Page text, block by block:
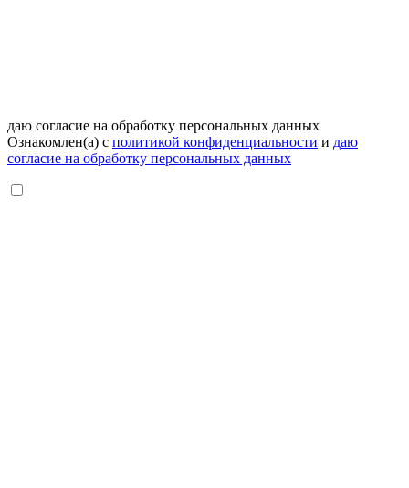
даю согласие на обработку персональных данных
Ознакомлен(а) с политикой конфиденциальности и даю
согласие на обработку персональных данных